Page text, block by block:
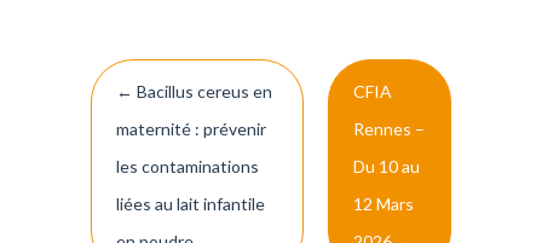
Post
navigation
← Bacillus cereus en
maternité : prévenir
les contaminations
liées au lait infantile
CFIA
Rennes –
Du 10 au
12 Mars